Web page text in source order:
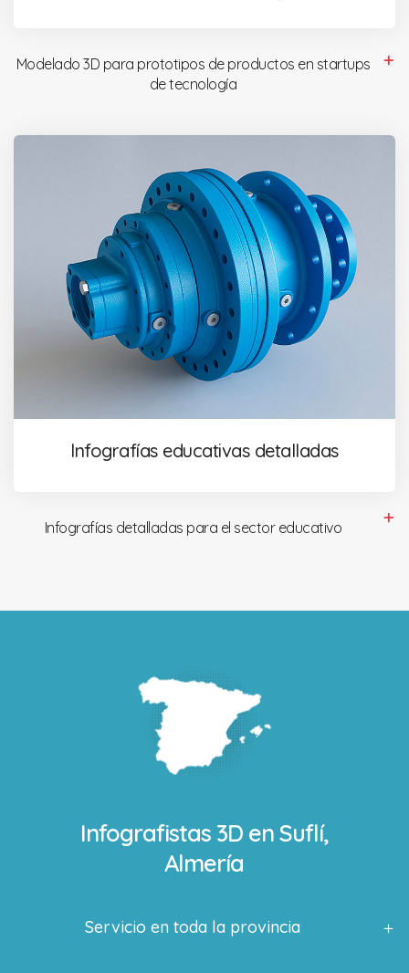
Modelado 3D para prototipos de productos en startups
de tecnología
Infografías educativas detalladas
Infografías detalladas para el sector educativo
Infografistas 3D enSuflí,
Almería
Servicio en toda la provincia